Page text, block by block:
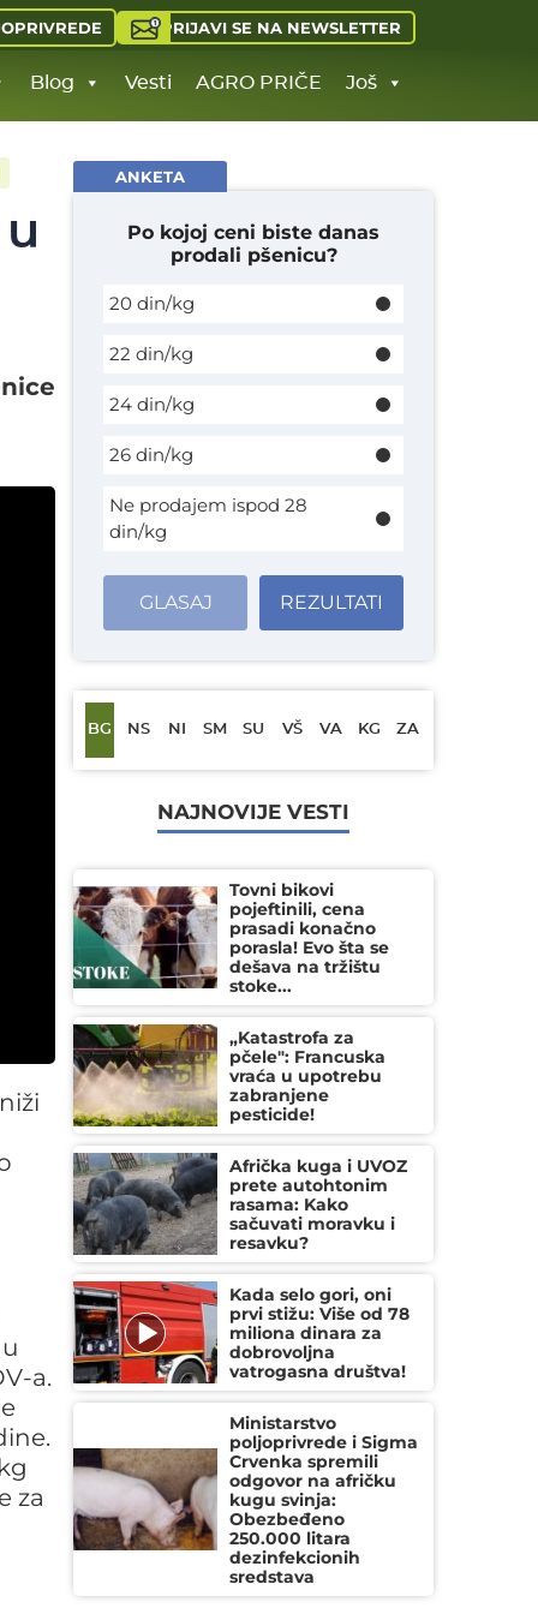
PRIJAVI SE NA NEWSLETTER
Blog Vesti AGRO PRIČE Još
a.
za
ANKETA
Po kojoj ceni biste danas
prodali pšenicu?
20 din/kg
22 din/kg
24 din/kg
26 din/kg
Ne prodajem ispod 28
din/kg
GLASAJ REZULTATI
BG NS NI SM SU VŠ VA KG ZA
NAJNOVIJE VESTI
Tovni bikovi
pojeftinili, cena
prasadi konačno
porasla! Evo šta se
dešava na tržištu
stoke...
„Katastrofa za
pčele": Francuska
vraća u upotrebu
zabranjene
pesticide!
Afrička kuga i UVOZ
prete autohtonim
rasama: Kako
sačuvati moravku i
resavku?
Kada selo gori, oni
prvi stižu: Više od 78
miliona dinara za
dobrovoljna
vatrogasna društva!
Ministarstvo
poljoprivrede i Sigma
Crvenka spremili
odgovor na afričku
kugu svinja:
Obezbeđeno
250.000 litara
dezinfekcionih
sredstava